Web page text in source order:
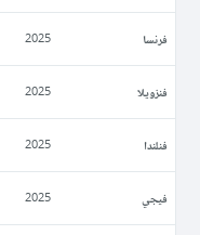
فرنسا 2025
فنزويلا 2025
فنلندا 2025
فيجي 2025